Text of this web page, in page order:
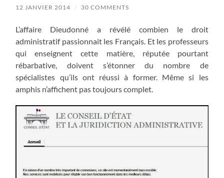
12 JANVIER 2014 / 30 COMMENTS
L’affaire Dieudonné a révélé combien le droit
administratif passionnait les Français. Et les professeurs
qui enseignent cette matière, réputée pourtant
rébarbative, doivent s’étonner du nombre de
spécialistes qu’ils ont réussi à former. Même si les
amphis n’affichent pas toujours complet.